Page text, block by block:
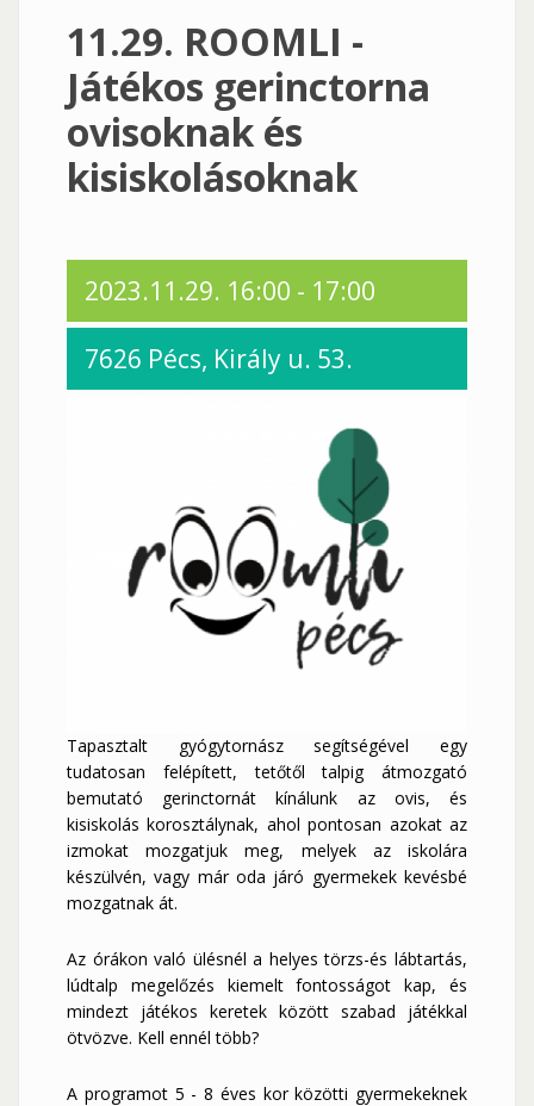
11.29. ROOMLI -
Játékos gerinctorna
ovisoknak és
kisiskolásoknak
2023.11.29. 16:00 - 17:00
7626 Pécs, Király u. 53.
Tapasztalt gyógytornász segítségével egy
tudatosan felépített, tetőtől talpig átmozgató
bemutató gerinctornát kínálunk az ovis, és
kisiskolás korosztálynak, ahol pontosan azokat az
izmokat mozgatjuk meg, melyek az iskolára
készülvén, vagy már oda járó gyermekek kevésbé
mozgatnak át.
Az órákon való ülésnél a helyes törzs-és lábtartás,
lúdtalp megelőzés kiemelt fontosságot kap, és
mindezt játékos keretek között szabad játékkal
ötvözve. Kell ennél több?
A programot 5 - 8 éves kor közötti gyermekeknek